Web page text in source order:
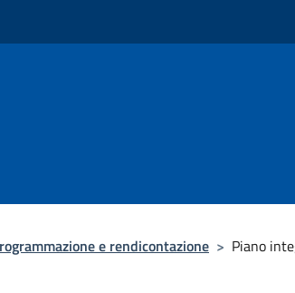
e rendicontazione > Piano